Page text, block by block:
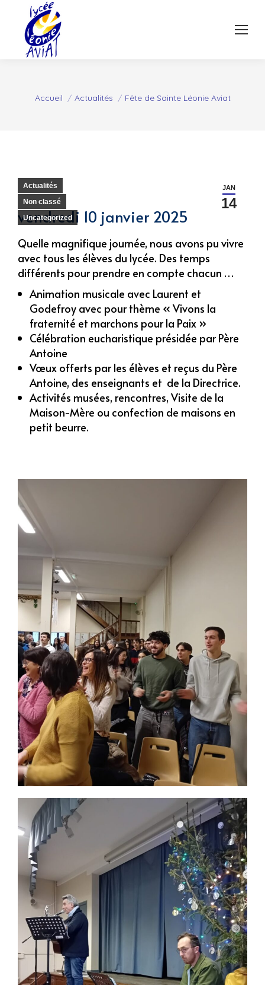
Vous êtes ici :
Accueil Actualités Fête de Sainte Léonie Aviat
JAN
14
Actualités
Non classé
Uncategorized
vendredi 10 janvier 2025
Quelle magnifique journée, nous avons pu vivre
avec tous les élèves du lycée. Des temps
différents pour prendre en compte chacun …
Animation musicale avec Laurent et
Godefroy avec pour thème « Vivons la
fraternité et marchons pour la Paix »
Célébration eucharistique présidée par Père
Antoine
Vœux offerts par les élèves et reçus du Père
Antoine, des enseignants et de la Directrice.
Activités musées, rencontres, Visite de la
Maison-Mère ou confection de maisons en
petit beurre.